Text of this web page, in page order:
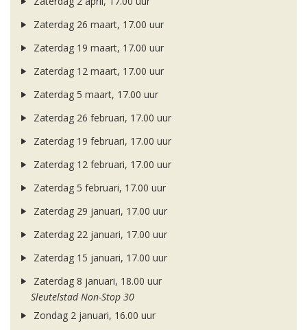
Zaterdag 26 maart, 17.00 uur
Zaterdag 19 maart, 17.00 uur
Zaterdag 12 maart, 17.00 uur
Zaterdag 5 maart, 17.00 uur
Zaterdag 26 februari, 17.00 uur
Zaterdag 19 februari, 17.00 uur
Zaterdag 12 februari, 17.00 uur
Zaterdag 5 februari, 17.00 uur
Zaterdag 29 januari, 17.00 uur
Zaterdag 22 januari, 17.00 uur
Zaterdag 15 januari, 17.00 uur
Zaterdag 8 januari, 18.00 uur
Sleutelstad Non-Stop 30
Zondag 2 januari, 16.00 uur